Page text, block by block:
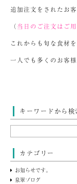
追加注文をされたお
（当日のご注文はご
これからも旬な食材を
一人でも多くのお客
キーワードから検
カテゴリー
お知らせです。
泉翠ブログ